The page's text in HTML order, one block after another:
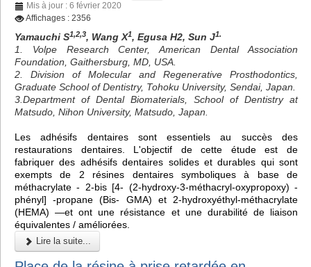
Mis à jour : 6 février 2020
Affichages : 2356
Yamauchi S1,2,3, Wang X1, Egusa H2, Sun J1.
1. Volpe Research Center, American Dental Association
Foundation, Gaithersburg, MD, USA.
2. Division of Molecular and Regenerative Prosthodontics,
Graduate School of Dentistry, Tohoku University, Sendai, Japan.
3.Department of Dental Biomaterials, School of Dentistry at
Matsudo, Nihon University, Matsudo, Japan.
Les adhésifs dentaires sont essentiels au succès des
restaurations dentaires. L'objectif de cette étude est de
fabriquer des adhésifs dentaires solides et durables qui sont
exempts de 2 résines dentaires symboliques à base de
méthacrylate - 2-bis [4- (2-hydroxy-3-méthacryl-oxypropoxy) -
phényl] -propane (Bis- GMA) et 2-hydroxyéthyl-méthacrylate
(HEMA) —et ont une résistance et une durabilité de liaison
équivalentes / améliorées.
Lire la suite...